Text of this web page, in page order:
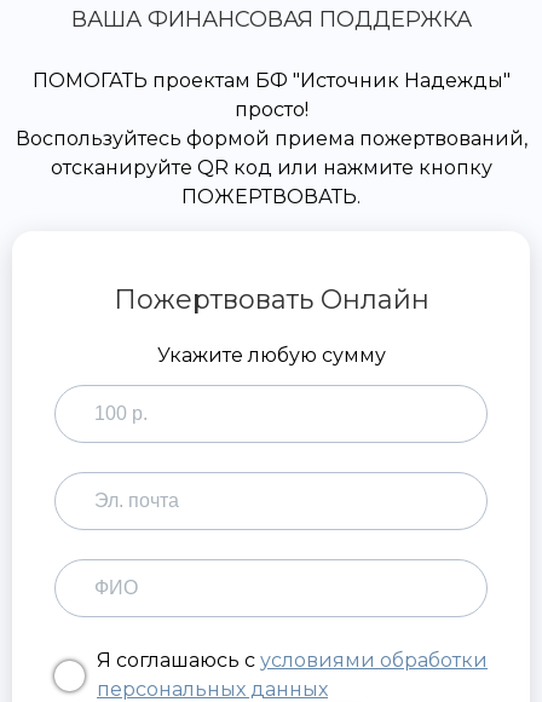
ВАША ФИНАНСОВАЯ ПОДДЕРЖКА
ПОМОГАТЬ проектам БФ "Источник Надежды"
просто!
Воспользуйтесь формой приема пожертвований,
отсканируйте QR код или нажмите кнопку
ПОЖЕРТВОВАТЬ.
Пожертвовать Онлайн
Укажите любую сумму
Я соглашаюсь с условиями обработки
персональных данных